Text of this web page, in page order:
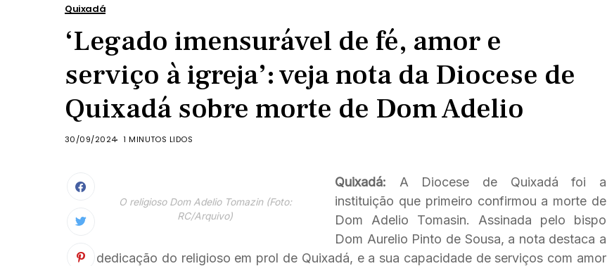
Quixadá
‘Legado imensurável de fé, amor e
serviço à igreja’: veja nota da Diocese de
Quixadá sobre morte de Dom Adelio
30/09/2024 1 MINUTOS LIDOS
O religioso Dom Adelio Tomazin (Foto:
RC/Arquivo)
Quixadá: A Diocese de Quixadá foi a
instituição que primeiro confirmou a morte de
Dom Adelio Tomasin. Assinada pelo bispo
Dom Aurelio Pinto de Sousa, a nota destaca a
dedicação do religioso em prol de Quixadá, e a sua capacidade de serviços com amor